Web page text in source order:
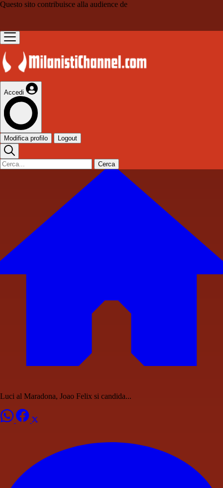
Questo sito contribuisce alla audience de
Accedi
Modifica profilo Logout
Cerca
Luci al Maradona, Joao Felix si candida...